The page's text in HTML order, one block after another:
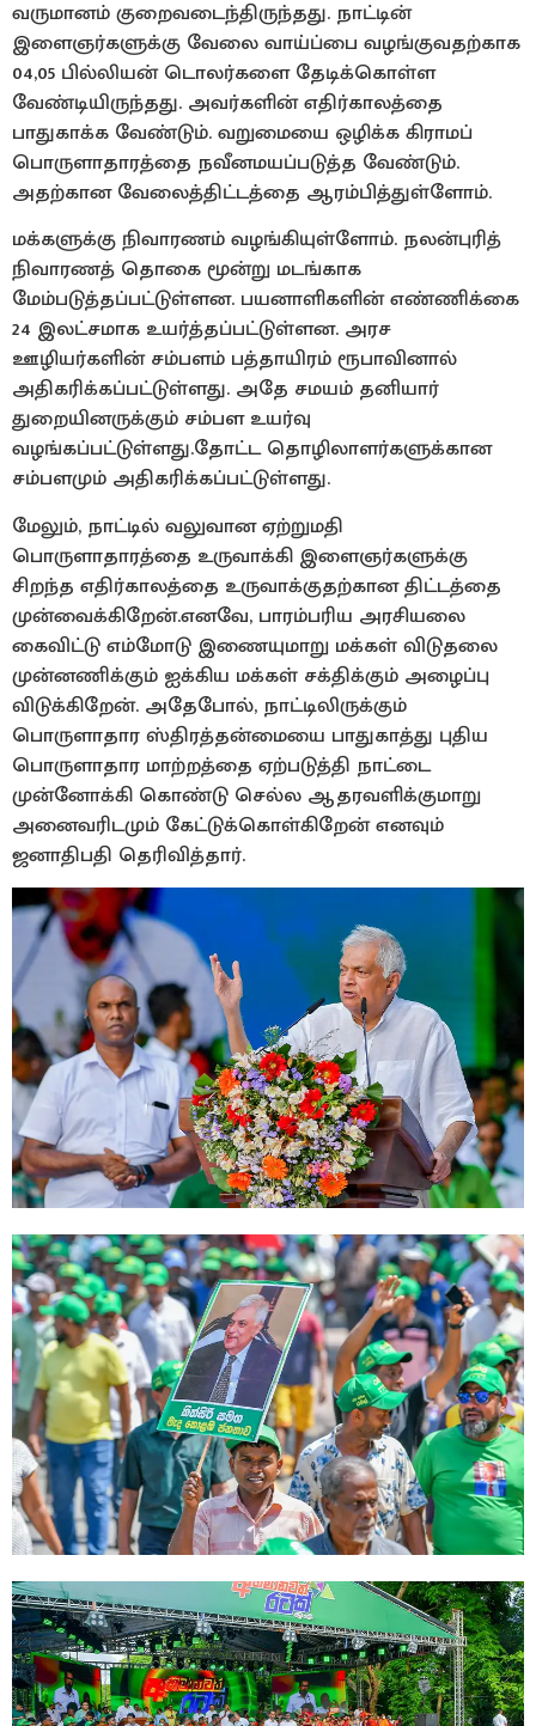
வருமானம் குறைவடைந்திருந்தது. நாட்டின்
இளைஞர்களுக்கு வேலை வாய்ப்பை வழங்குவதற்காக
04,05 பில்லியன் டொலர்களை தேடிக்கொள்ள
வேண்டியிருந்தது. அவர்களின் எதிர்காலத்தை
பாதுகாக்க வேண்டும். வறுமையை ஒழிக்க கிராமப்
பொருளாதாரத்தை நவீனமயப்படுத்த வேண்டும்.
அதற்கான வேலைத்திட்டத்தை ஆரம்பித்துள்ளோம்.
மக்களுக்கு நிவாரணம் வழங்கியுள்ளோம். நலன்புரித்
நிவாரணத் தொகை மூன்று மடங்காக
மேம்படுத்தப்பட்டுள்ளன. பயனாளிகளின் எண்ணிக்கை
24 இலட்சமாக உயர்த்தப்பட்டுள்ளன. அரச
ஊழியர்களின் சம்பளம் பத்தாயிரம் ரூபாவினால்
அதிகரிக்கப்பட்டுள்ளது. அதே சமயம் தனியார்
துறையினருக்கும் சம்பள உயர்வு
வழங்கப்பட்டுள்ளது.தோட்ட தொழிலாளர்களுக்கான
சம்பளமும் அதிகரிக்கப்பட்டுள்ளது.
மேலும், நாட்டில் வலுவான ஏற்றுமதி
பொருளாதாரத்தை உருவாக்கி இளைஞர்களுக்கு
சிறந்த எதிர்காலத்தை உருவாக்குதற்கான திட்டத்தை
முன்வைக்கிறேன்.எனவே, பாரம்பரிய அரசியலை
கைவிட்டு எம்மோடு இணையுமாறு மக்கள் விடுதலை
முன்னணிக்கும் ஐக்கிய மக்கள் சக்திக்கும் அழைப்பு
விடுக்கிறேன். அதேபோல், நாட்டிலிருக்கும்
பொருளாதார ஸ்திரத்தன்மையை பாதுகாத்து புதிய
பொருளாதார மாற்றத்தை ஏற்படுத்தி நாட்டை
முன்னோக்கி கொண்டு செல்ல ஆதரவளிக்குமாறு
அனைவரிடமும் கேட்டுக்கொள்கிறேன் எனவும்
ஜனாதிபதி தெரிவித்தார்.